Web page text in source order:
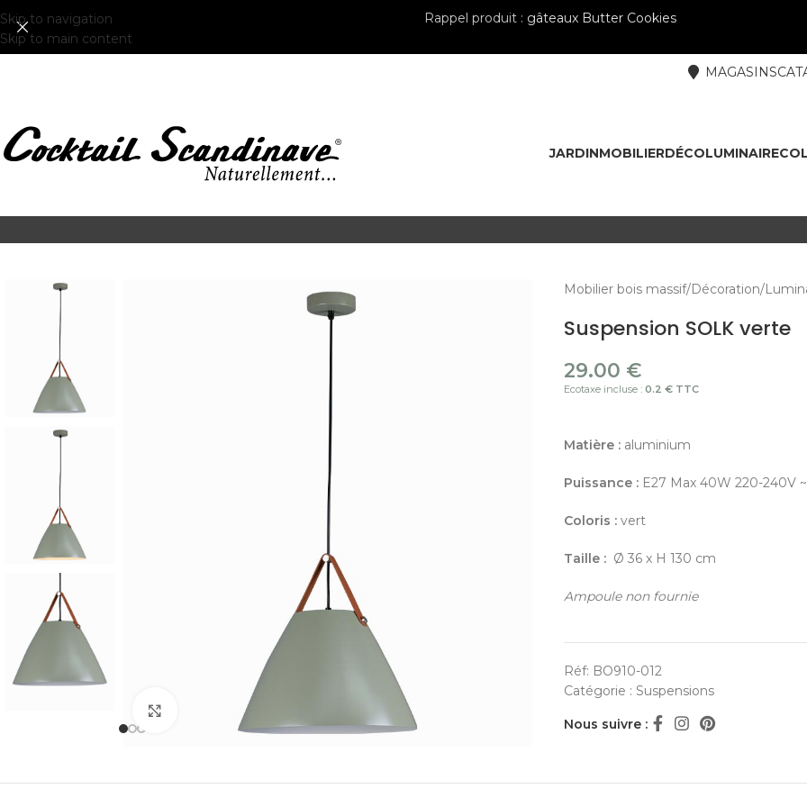
Skip to navigation
Skip to main content
Rappel produit : gâteaux Butter Cookies
MAGASINS
JARDINMOBILIERDÉCOLUMINAIRE
Cliquer pour agrandir
Mobilier bois massif Décoration
Suspension SOLK verte
29.00 €
Ecotaxe incluse :0.2 € TTC
Matière :aluminium
Puissance : E27 Max 40W 220-240V
Coloris :vert
Taille : Ø 36 x H 130 cm
Ampoule non fournie
Réf: BO910-012
Catégorie : Suspensions
Nous suivre :